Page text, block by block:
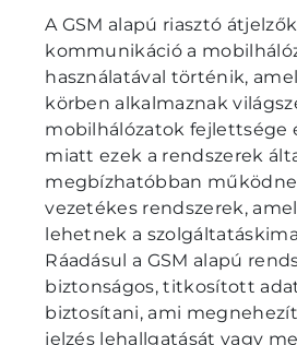
A GSM alapú riasztó
kommunikáció a
használatával történik,
körben alkalmaznak
mobilhálózatok fejlettsége
miatt ezek a rendszerek
megbízhatóbban
vezetékes rendszerek,
lehetnek a
Ráadásul a GSM alapú
biztonságos, titkosított
biztosítani, ami
jelzés lehallgatását vagy